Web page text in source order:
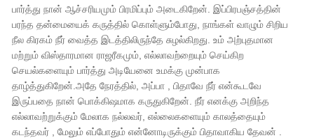
பார்த்து நான் ஆச்சரியமும் பிரமிப்பும் அடைகிறேன். இப்பிரபஞ்சத்தின்
பரந்த தன்மையைக் கருத்தில் கொள்ளும்போது, ​​​​நாங்கள் வாழும் சிறிய
நீல கிரகம் நீர் வைத்த இடத்திலிருந்தே சுழல்கிறது. உம் அற்புதமான
மற்றும் விஸ்தாரமான ராஜரீகமும், எல்லாவற்றையும் செய்கிற
செயல்களையும் பார்த்து அடியேனை உமக்கு முன்பாக
தாழ்த்துகிறேன்.அதே நேரத்தில், அப்பா , பிதாவே நீர் என்கூடவே
இருப்பதை நான் பொக்கிஷமாக கருதுகிறேன். நீர் எனக்கு அறிந்த
எல்லாவற்றுக்கும் மேலாக நல்லவர், எல்லைகளையும் காலத்தையும்
கடந்தவர் , மேலும் எப்போதும் என்னோடிருக்கும் பிதாவாகிய தேவன் .